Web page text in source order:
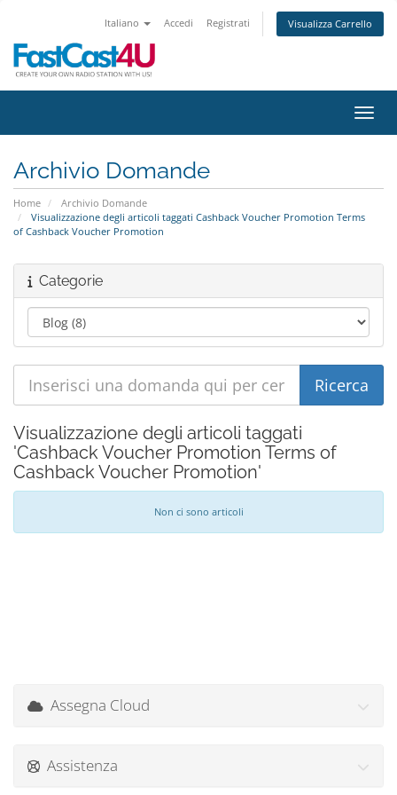
Italiano Accedi Registrati Visualizza Carrello
Archivio Domande
Home
Archivio Domande
Visualizzazione degli articoli taggati Cashback Voucher Promotion Terms
of Cashback Voucher Promotion
Categorie
Visualizzazione degli articoli taggati
'Cashback Voucher Promotion Terms of
Cashback Voucher Promotion'
Non ci sono articoli
Assegna Cloud
Assistenza